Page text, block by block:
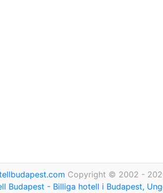
Copyright © 2002 -
Budapest - Billiga hotell i Budapest,